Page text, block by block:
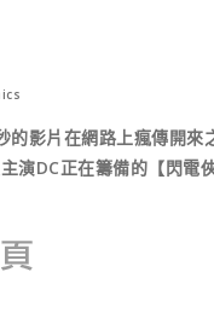
的影片在網路上瘋傳開
演DC正在籌備的【閃電